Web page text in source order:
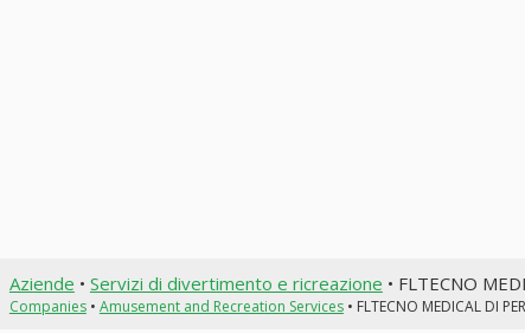
Aziende • Servizi di divertimento e ricreazione • FLTECNO
Companies• Amusement and Recreation Services• FLTECNO MEDICAL DI